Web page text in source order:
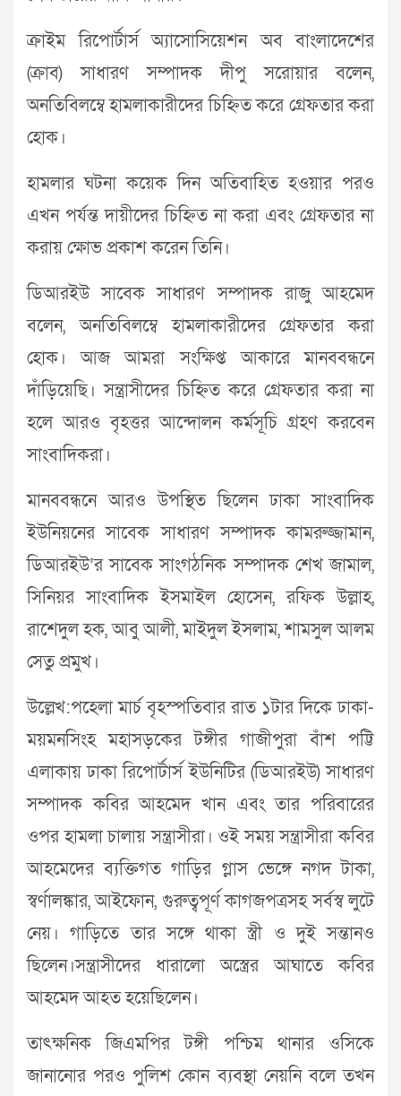
ক্রাইম রিপোর্টার্স অ্যাসোসিয়েশন অব বাংলাদেশের
(ক্রাব) সাধারণ সম্পাদক দীপু সরোয়ার বলেন,
অনতিবিলম্বে হামলাকারীদের চিহ্নিত করে গ্রেফতার করা
হোক।
হামলার ঘটনা কয়েক দিন অতিবাহিত হওয়ার পরও
এখন পর্যন্ত দায়ীদের চিহ্নিত না করা এবং গ্রেফতার না
করায় ক্ষোভ প্রকাশ করেন তিনি।
ডিআরইউ সাবেক সাধারণ সম্পাদক রাজু আহমেদ
বলেন, অনতিবিলম্বে হামলাকারীদের গ্রেফতার করা
হোক। আজ আমরা সংক্ষিপ্ত আকারে মানববন্ধনে
দাঁড়িয়েছি। সন্ত্রাসীদের চিহ্নিত করে গ্রেফতার করা না
হলে আরও বৃহত্তর আন্দোলন কর্মসূচি গ্রহণ করবেন
সাংবাদিকরা।
মানববন্ধনে আরও উপস্থিত ছিলেন ঢাকা সাংবাদিক
ইউনিয়নের সাবেক সাধারণ সম্পাদক কামরুজ্জামান,
ডিআরইউ’র সাবেক সাংগঠনিক সম্পাদক শেখ জামাল,
সিনিয়র সাংবাদিক ইসমাইল হোসেন, রফিক উল্লাহ,
রাশেদুল হক, আবু আলী, মাইদুল ইসলাম, শামসুল আলম
সেতু প্রমুখ।
উল্লেখ:পহেলা মার্চ বৃহস্পতিবার রাত ১টার দিকে ঢাকা-
ময়মনসিংহ মহাসড়কের টঙ্গীর গাজীপুরা বাঁশ পট্টি
এলাকায় ঢাকা রিপোর্টার্স ইউনিটির (ডিআরইউ) সাধারণ
সম্পাদক কবির আহমেদ খান এবং তার পরিবারের
ওপর হামলা চালায় সন্ত্রাসীরা। ওই সময় সন্ত্রাসীরা কবির
আহমেদের ব্যক্তিগত গাড়ির গ্লাস ভেঙ্গে নগদ টাকা,
স্বর্ণালঙ্কার, আইফোন, গুরুত্বপূর্ণ কাগজপত্রসহ সর্বস্ব লুটে
নেয়। গাড়িতে তার সঙ্গে থাকা স্ত্রী ও দুই সন্তানও
ছিলেন।সন্ত্রাসীদের ধারালো অস্ত্রের আঘাতে কবির
আহমেদ আহত হয়েছিলেন।
তাৎক্ষনিক জিএমপির টঙ্গী পশ্চিম থানার ওসিকে
জানানোর পরও পুলিশ কোন ব্যবস্থা নেয়নি বলে তখন